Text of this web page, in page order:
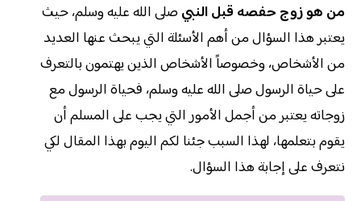
من هو زوج حفصه قبل النبي صلى الله عليه وسلم، حيث
يعتبر هذا السؤال من أهم الأسئلة التي يبحث عنها العديد
من الأشخاص، وخصوصاً الأشخاص الذين يهتمون بالتعرف
على حياة الرسول صلى الله عليه وسلم، فحياة الرسول مع
زوجاته يعتبر من أجمل الأمور التي يجب على المسلم أن
يقوم بتعلمها، لهذا السبب جئنا لكم اليوم بهذا المقال لكي
نتعرف على إجابة هذا السؤال.